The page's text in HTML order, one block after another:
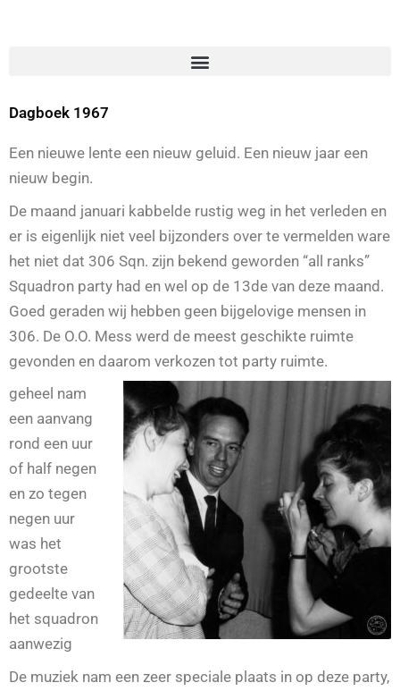
Dagboek 1967
Een nieuwe lente een nieuw geluid. Een nieuw jaar een
nieuw begin.
De maand januari kabbelde rustig weg in het verleden en
er is eigenlijk niet veel bijzonders over te vermelden ware
het niet dat 306 Sqn. zijn bekend geworden “all ranks”
Squadron party had en wel op de 13de van deze maand.
Goed geraden wij hebben geen bijgelovige mensen in
306. De O.O. Mess werd de meest geschikte ruimte
gevonden en daarom verkozen tot party ruimte.
geheel nam
een aanvang
rond een uur
of half negen
en zo tegen
negen uur
was het
grootste
gedeelte van
het squadron
aanwezig
De muziek nam een zeer speciale plaats in op deze party,